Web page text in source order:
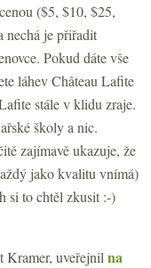
($5, $10, $25,
nechá je přiřadit
Pokud dáte vše
láhev Château Lafite
stále v klidu zraje.
školy a nic.
zajímavě ukazuje, že
jako kvalitu vnímá)
si to chtěl zkusit :-)
Kramer, uveřejnil na